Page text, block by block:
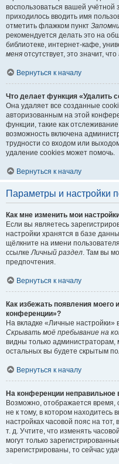
воспользоваться вашей
приходилось вводить имя
отметить флажком пункт
рекомендуется делать это на
библиотеке, интернет-кафе,
меня отсутствует, это значит,
Вернуться к началу
Что делает функция «Удалить
Она удаляет все созданные
авторизованным на этой
функции, такие как
возможность включена
трудности со входом или
удаление cookies может помочь.
Вернуться к началу
Параметры и настройки
Как мне изменить мои
Если вы являетесь
настройки хранятся в базе
щёлкните на имени
ссылкеЛичный раздел. Там вы
предпочтения.
Вернуться к началу
Как избежать появления моего
конференции»?
На вкладке «Личные
Скрывать моё пребывание на
видны только
остальных вы будете скрытым
Вернуться к началу
На конференции неправильное
Возможно, отображается время,
не к тому, в котором находитесь
настройках часовой пояс на
т. д. Учтите, что изменять
могут только
зарегистрированы, то сейчас